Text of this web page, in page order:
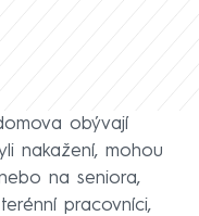
obývají
nakažení, mohou
na seniora,
pracovníci,